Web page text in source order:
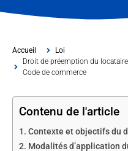
Accueil
Loi
Droit de préemption du
Code de commerce
Contenu de l'article
Contexte et objectifs du
Modalités d’application